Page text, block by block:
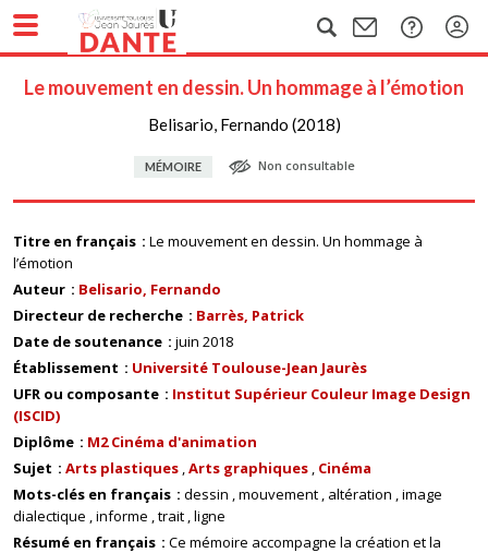
Le mouvement en dessin. Un hommage à l’émotion
Belisario, Fernando (2018)
MÉMOIRE Non consultable
Titre en français
Le mouvement en dessin. Un hommage à
l’émotion
Auteur
Belisario, Fernando
Directeur de recherche
Barrès, Patrick
Date de soutenance
juin 2018
Établissement
Université Toulouse-Jean Jaurès
UFR ou composante
Institut Supérieur Couleur Image Design
(ISCID)
Diplôme
M2 Cinéma d'animation
Sujet
Arts plastiques Arts graphiques Cinéma
Mots-clés en français
dessin mouvement altération image
dialectique informe trait ligne
Résumé en français
Ce mémoire accompagne la création et la